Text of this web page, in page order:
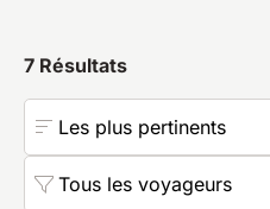
7 Résultats
Les plus pertinents
Tous les voyageurs